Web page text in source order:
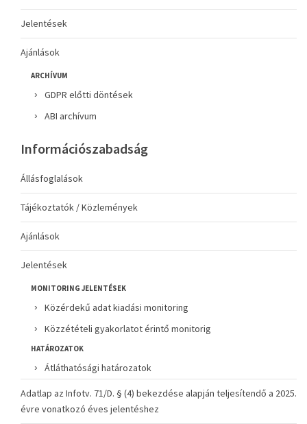
Jelentések
Ajánlások
ARCHÍVUM
GDPR előtti döntések
ABI archívum
Információszabadság
Állásfoglalások
Tájékoztatók / Közlemények
Ajánlások
Jelentések
MONITORING JELENTÉSEK
Közérdekű adat kiadási monitoring
Közzétételi gyakorlatot érintő monitorig
HATÁROZATOK
Átláthatósági határozatok
Adatlap az Infotv. 71/D. § (4) bekezdése alapján teljesítendő a 2025.
évre vonatkozó éves jelentéshez